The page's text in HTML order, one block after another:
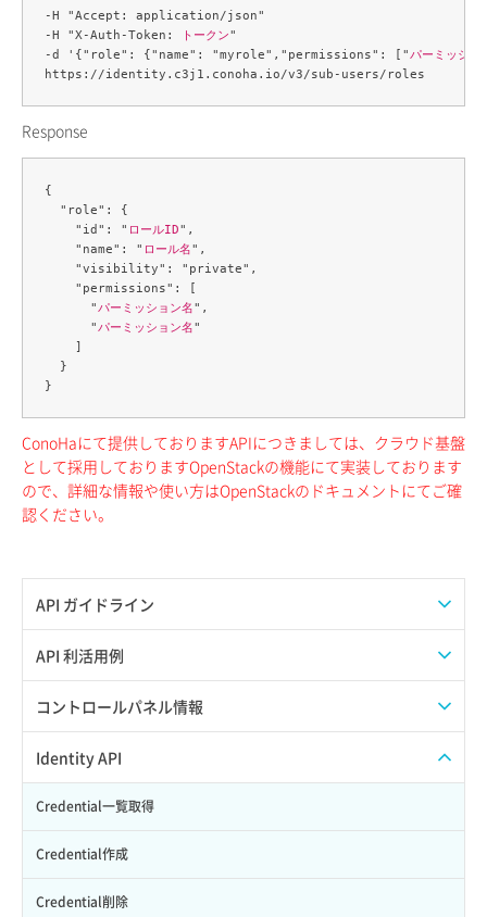
API ガイドライン
APIのご利用について
API 利活用例
APIでAPIサブユーザーを作成する
APIでVPSにISOイメージを挿入する
APIでVPSを作成する
コントロールパネル情報
APIユーザーを作成する
API情報を確認する
Identity API
Credential一覧取得
Credential作成
Credential削除
-H "Accept: application/json"
-H "X-Auth-Token:
トークン"
-d '{"role": {"name": "myrole","permissions": [" パーミッショ
Response
{
  "role": {
    "id": "
ロールID",
    "name": "
ロール名",
    "visibility": "private",
    "permissions": [
      "
パーミッション名",
      "
パーミッション名"
    ]
  }
ConoHaにて提供しておりますAPIにつきましては、クラウド基盤
として採用しておりますOpenStackの機能にて実装しております
ので、詳細な情報や使い方はOpenStackのドキュメントにてご確
認ください。